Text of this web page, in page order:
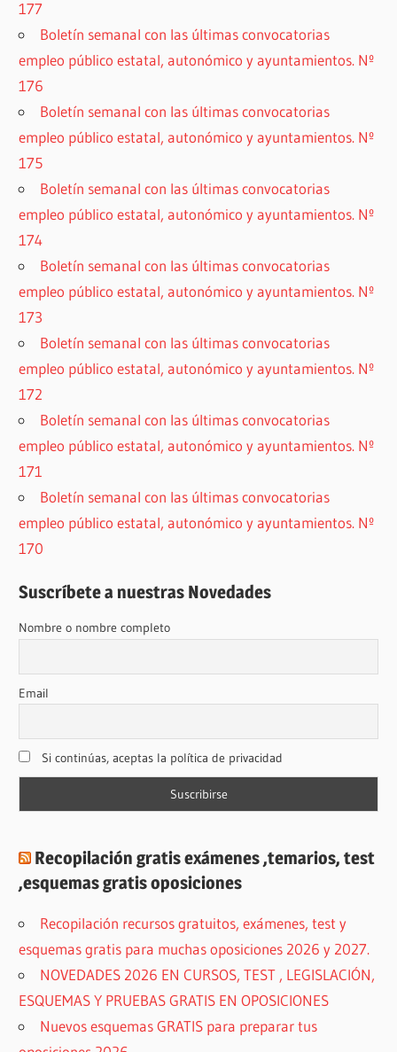
177
Boletín semanal con las últimas convocatorias
empleo público estatal, autonómico y ayuntamientos. Nº
176
Boletín semanal con las últimas convocatorias
empleo público estatal, autonómico y ayuntamientos. Nº
175
Boletín semanal con las últimas convocatorias
empleo público estatal, autonómico y ayuntamientos. Nº
174
Boletín semanal con las últimas convocatorias
empleo público estatal, autonómico y ayuntamientos. Nº
173
Boletín semanal con las últimas convocatorias
empleo público estatal, autonómico y ayuntamientos. Nº
172
Boletín semanal con las últimas convocatorias
empleo público estatal, autonómico y ayuntamientos. Nº
171
Boletín semanal con las últimas convocatorias
empleo público estatal, autonómico y ayuntamientos. Nº
170
Suscríbete a nuestras Novedades
Nombre o nombre completo
Email
Si continúas, aceptas la política de privacidad
Recopilación gratis exámenes ,temarios, test
,esquemas gratis oposiciones
Recopilación recursos gratuitos, exámenes, test y
esquemas gratis para muchas oposiciones 2026 y 2027.
NOVEDADES 2026 EN CURSOS, TEST , LEGISLACIÓN,
ESQUEMAS Y PRUEBAS GRATIS EN OPOSICIONES
Nuevos esquemas GRATIS para preparar tus